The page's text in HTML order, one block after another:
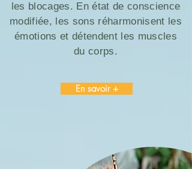
les blocages. En état de conscience
modifiée, les sons réharmonisent les
émotions et détendent les muscles
du corps.
En savoir +